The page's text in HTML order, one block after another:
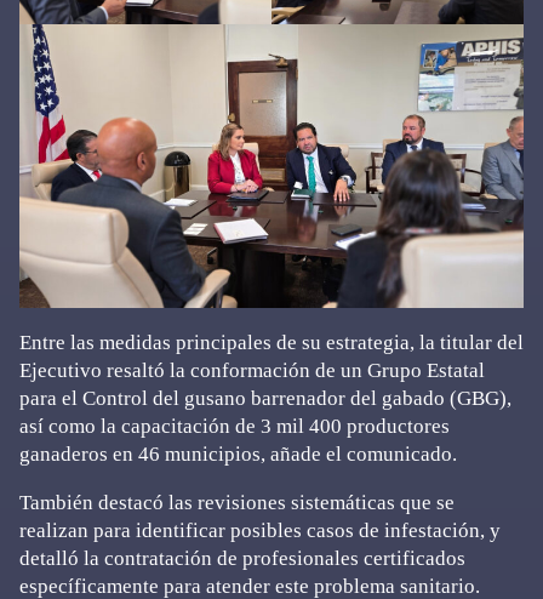
Entre las medidas principales de su estrategia, la titular del
Ejecutivo resaltó la conformación de un Grupo Estatal
para el Control del gusano barrenador del gabado (GBG),
así como la capacitación de 3 mil 400 productores
ganaderos en 46 municipios, añade el comunicado.
También destacó las revisiones sistemáticas que se
realizan para identificar posibles casos de infestación, y
detalló la contratación de profesionales certificados
específicamente para atender este problema sanitario.